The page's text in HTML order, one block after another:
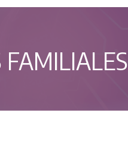
FAMILIALES